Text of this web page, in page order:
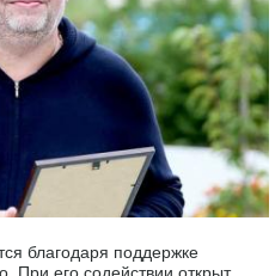
благодаря поддержке